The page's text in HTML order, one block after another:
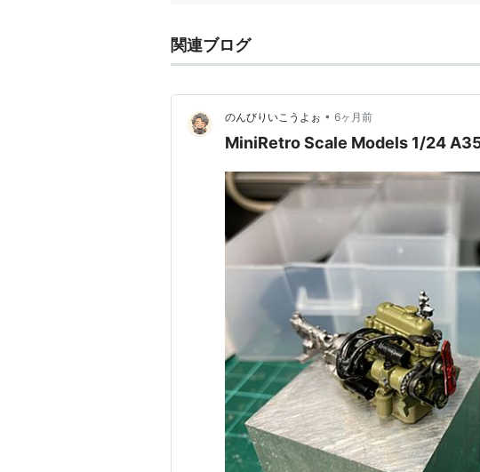
関連ブログ
のんびりいこうよぉ • 6ヶ月前
MiniRetro Scale Models 1/24